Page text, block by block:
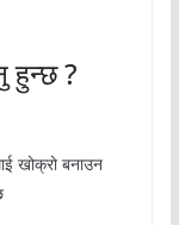
हुन्छ ?
खोक्रो बनाउन